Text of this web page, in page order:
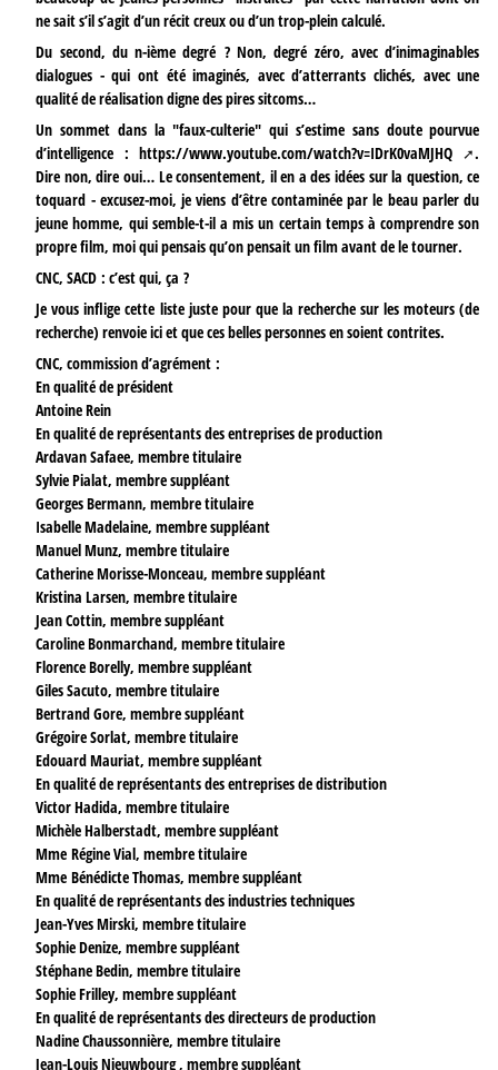
ne sait s’il s’agit d’un récit creux ou d’un trop-plein calculé.
Du second, du n-ième degré ? Non, degré zéro, avec d’inimaginables
dialogues - qui ont été imaginés, avec d’atterrants clichés, avec une
qualité de réalisation digne des pires sitcoms…
Un sommet dans la "faux-culterie" qui s’estime sans doute pourvue
d’intelligence :https://www.youtube.com/watch?v=IDrK0vaMJHQ
.
Dire non, dire oui… Le consentement, il en a des idées sur la question, ce
toquard - excusez-moi, je viens d’être contaminée par le beau parler du
jeune homme, qui semble-t-il a mis un certain temps à comprendre son
propre film, moi qui pensais qu’on pensait un film avant de le tourner.
CNC, SACD : c’est qui, ça ?
Je vous inflige cette liste juste pour que la recherche sur les moteurs (de
recherche) renvoie ici et que ces belles personnes en soient contrites.
CNC, commission d’agrément :
En qualité de président
Antoine Rein
En qualité de représentants des entreprises de production
Ardavan Safaee, membre titulaire
Sylvie Pialat, membre suppléant
Georges Bermann, membre titulaire
Isabelle Madelaine, membre suppléant
Manuel Munz, membre titulaire
Catherine Morisse-Monceau, membre suppléant
Kristina Larsen, membre titulaire
Jean Cottin, membre suppléant
Caroline Bonmarchand, membre titulaire
Florence Borelly, membre suppléant
Giles Sacuto, membre titulaire
Bertrand Gore, membre suppléant
Grégoire Sorlat, membre titulaire
Edouard Mauriat, membre suppléant
En qualité de représentants des entreprises de distribution
Victor Hadida, membre titulaire
Michèle Halberstadt, membre suppléant
Mme Régine Vial, membre titulaire
Mme Bénédicte Thomas, membre suppléant
En qualité de représentants des industries techniques
Jean-Yves Mirski, membre titulaire
Sophie Denize, membre suppléant
Stéphane Bedin, membre titulaire
Sophie Frilley, membre suppléant
En qualité de représentants des directeurs de production
Nadine Chaussonnière, membre titulaire
Jean-Louis Nieuwbourg , membre suppléant